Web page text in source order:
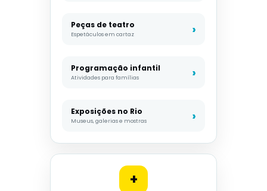
Peças de teatro
Espetáculos em cartaz
Programação infantil
Atividades para famílias
Exposições no Rio
Museus, galerias e mostras
+